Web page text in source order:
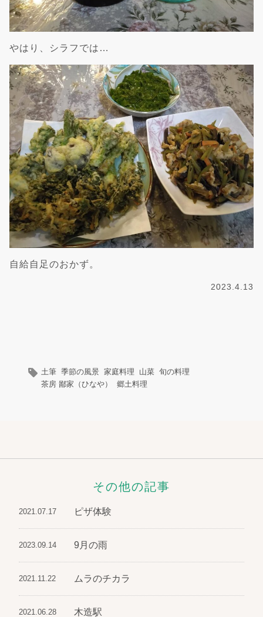
やはり、シラフでは…
自給自足のおかず。
2023.4.13
土筆 季節の風景 家庭料理 山菜 旬の料理
茶房 鄙家（ひなや）
郷土料理
その他の記事
2021.07.17 ピザ体験
2023.09.14 9月の雨
2021.11.22 ムラのチカラ
2021.06.28 木造駅